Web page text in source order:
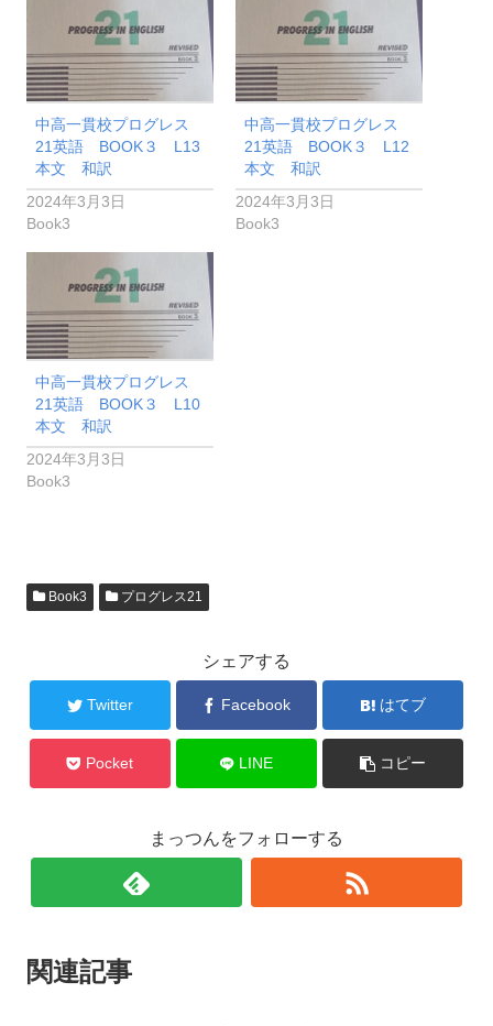
中高一貫校プログレス
21英語 BOOK３ L13
本文 和訳
2024年3月3日
Book3
中高一貫校プログレス
21英語 BOOK３ L12
本文 和訳
2024年3月3日
Book3
中高一貫校プログレス
21英語 BOOK３ L10
本文 和訳
2024年3月3日
Book3
Book3 プログレス21
シェアする
Twitter Facebook はてブ
Pocket LINE コピー
まっつんをフォローする
関連記事